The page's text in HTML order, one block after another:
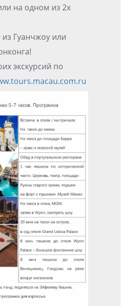
на одном из 2х
Гуанчжоу или
экскурсий по